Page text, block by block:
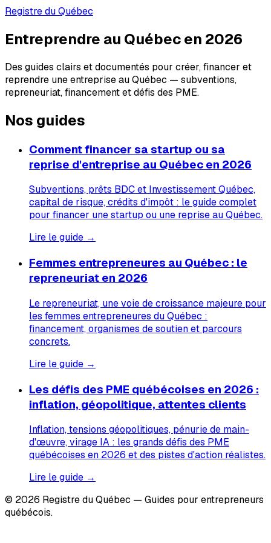
Registre du Québec
Entreprendre au Québec en 2026
Des guides clairs et documentés pour créer, financer et
reprendre une entreprise au Québec — subventions,
repreneuriat, financement et défis des PME.
Nos guides
Comment financer sa startup ou sa
reprise d'entreprise au Québec en 2026
Subventions, prêts BDC et Investissement Québec,
capital de risque, crédits d'impôt : le guide complet
pour financer une startup ou une reprise au Québec.
Lire le guide →
Femmes entrepreneures au Québec : le
repreneuriat en 2026
Le repreneuriat, une voie de croissance majeure pour
les femmes entrepreneures du Québec :
financement, organismes de soutien et parcours
concrets.
Lire le guide →
Les défis des PME québécoises en 2026 :
inflation, géopolitique, attentes clients
Inflation, tensions géopolitiques, pénurie de main-
d'œuvre, virage IA : les grands défis des PME
québécoises en 2026 et des pistes d'action réalistes.
Lire le guide →
© 2026 Registre du Québec — Guides pour entrepreneurs
québécois.